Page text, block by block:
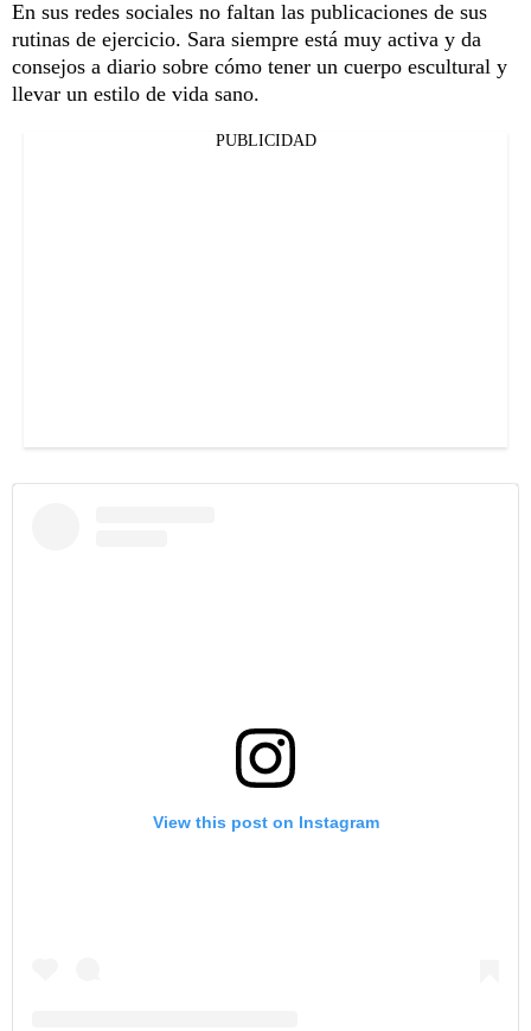
En sus redes sociales no faltan las publicaciones de sus
rutinas de ejercicio. Sara siempre está muy activa y da
consejos a diario sobre cómo tener un cuerpo escultural y
llevar un estilo de vida sano.
PUBLICIDAD
View this post on Instagram